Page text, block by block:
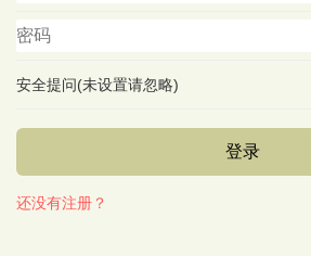
安全提问(未设置请忽略)
登录
还没有注册？